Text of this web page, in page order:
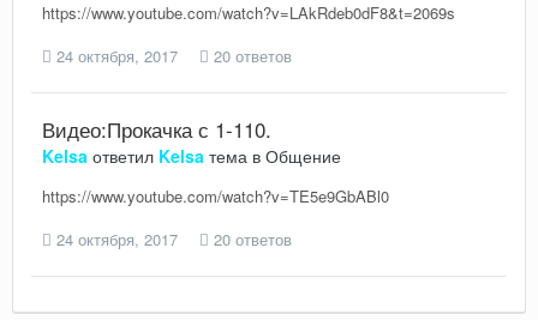
https://www.youtube.com/watch?v=LAkRdeb0dF8&t=2069s
24 октября, 2017
20 ответов
Видео:Прокачка с 1-110.
Kelsa ответил Kelsa тема в Общение
https://www.youtube.com/watch?v=TE5e9GbABl0
24 октября, 2017
20 ответов